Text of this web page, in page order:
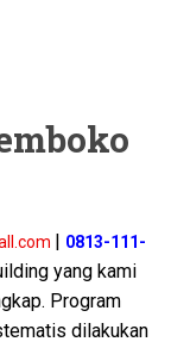
| 0813-111-
yang kami
Program
dilakukan